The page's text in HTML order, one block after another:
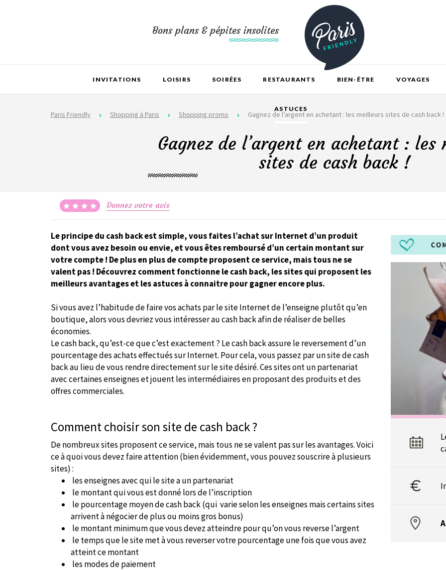
Bons plans & pépites insolites
INVITATIONS LOISIRS SOIRÉES RESTAURANTS BIEN-ÊTRE VOYAGES
ASTUCES
Paris Friendly Shopping à Paris Shopping promo Gagnez de l’argent en achetant : les meilleurs sites de cash back !
Gagnez de l’argent en achetant : les
sites de cash back !
Donnez votre avis
Le principe du cash back est simple, vous faites l’achat sur Internet d’un produit
dont vous avez besoin ou envie, et vous êtes remboursé d’un certain montant sur
votre compte ! De plus en plus de compte proposent ce service, mais tous ne se
valent pas ! Découvrez comment fonctionne le cash back, les sites qui proposent les
meilleurs avantages et les astuces à connaitre pour gagner encore plus.
Si vous avez l’habitude de faire vos achats par le site Internet de l’enseigne plutôt qu’en
boutique, alors vous devriez vous intéresser au cash back afin de réaliser de belles
économies.
Le cash back, qu’est-ce que c’est exactement ? Le cash back assure le reversement d’un
pourcentage des achats effectués sur Internet. Pour cela, vous passez par un site de cash
back au lieu de vous rendre directement sur le site désiré. Ces sites ont un partenariat
avec certaines enseignes et jouent les intermédiaires en proposant des produits et des
offres commerciales.
Comment choisir son site de cash back ?
De nombreux sites proposent ce service, mais tous ne se valent pas sur les avantages. Voici
ce à quoi vous devez faire attention (bien évidemment, vous pouvez souscrire à plusieurs
sites) :
les enseignes avec qui le site a un partenariat
le montant qui vous est donné lors de l’inscription
le pourcentage moyen de cash back (qui varie selon les enseignes mais certains sites
arrivent à négocier de plus ou moins gros bonus)
le montant minimum que vous devez atteindre pour qu’on vous reverse l’argent
le temps que le site met à vous reverser votre pourcentage une fois que vous avez
atteint ce montant
les modes de paiement